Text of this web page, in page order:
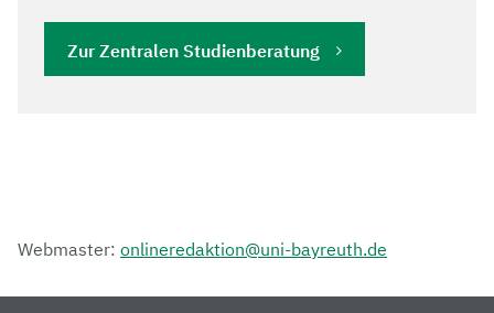
Zur Zentralen Studienberatung
Webmaster: onlineredaktion@uni-bayreuth.de